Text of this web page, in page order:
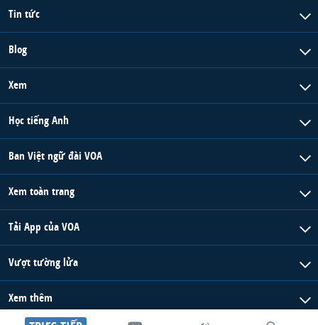
Tin tức
Blog
Xem
Học tiếng Anh
Ban Việt ngữ đài VOA
Xem toàn trang
Tải App của VOA
Vượt tường lửa
Xem thêm